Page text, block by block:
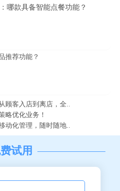
哪款具备智能点餐功能？
推荐功能？
顾客入店到离店，全..
略优化业务！
动化管理，随时随地..
试用